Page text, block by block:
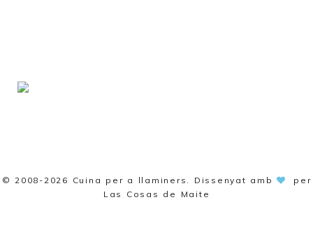
© 2008-2026 Cuina per a llaminers . Dissenyat amb
per
Las Cosas de Maite